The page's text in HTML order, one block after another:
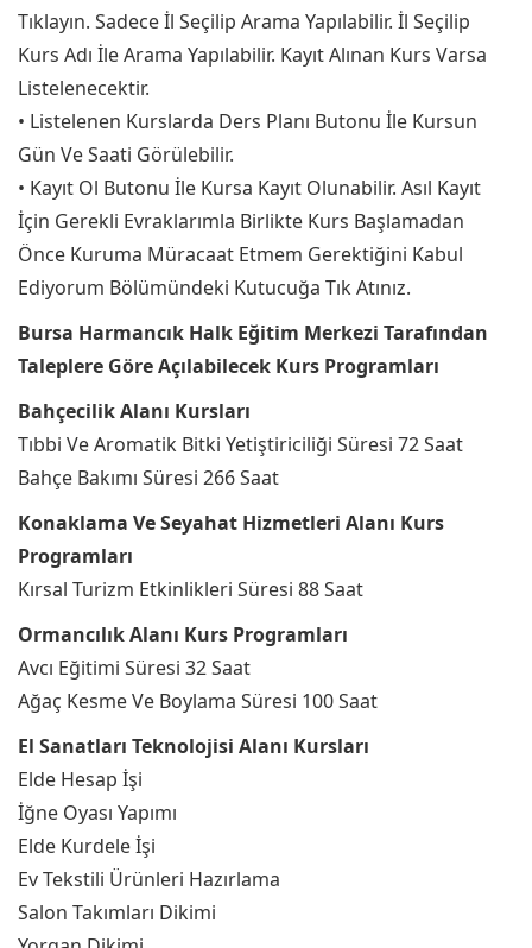
Tıklayın. Sadece İl Seçilip Arama Yapılabilir. İl Seçilip
Kurs Adı İle Arama Yapılabilir. Kayıt Alınan Kurs Varsa
Listelenecektir.
• Listelenen Kurslarda Ders Planı Butonu İle Kursun
Gün Ve Saati Görülebilir.
• Kayıt Ol Butonu İle Kursa Kayıt Olunabilir. Asıl Kayıt
İçin Gerekli Evraklarımla Birlikte Kurs Başlamadan
Önce Kuruma Müracaat Etmem Gerektiğini Kabul
Ediyorum Bölümündeki Kutucuğa Tık Atınız.
Bursa Harmancık Halk Eğitim Merkezi Tarafından
Taleplere Göre Açılabilecek Kurs Programları
Bahçecilik Alanı Kursları
Tıbbi Ve Aromatik Bitki Yetiştiriciliği Süresi 72 Saat
Bahçe Bakımı Süresi 266 Saat
Konaklama Ve Seyahat Hizmetleri Alanı Kurs
Programları
Kırsal Turizm Etkinlikleri Süresi 88 Saat
Ormancılık Alanı Kurs Programları
Avcı Eğitimi Süresi 32 Saat
Ağaç Kesme Ve Boylama Süresi 100 Saat
El Sanatları Teknolojisi Alanı Kursları
Elde Hesap İşi
İğne Oyası Yapımı
Elde Kurdele İşi
Ev Tekstili Ürünleri Hazırlama
Salon Takımları Dikimi